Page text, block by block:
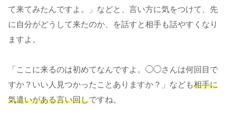
て来てみたんですよ。」などと、言い方に気をつけて、先
に自分がどうして来たのか、を話すと相手も話やすくなり
ますよ。
「ここに来るのは初めてなんですよ。◯◯さんは何回目で
すか？いい人見つかったことありますか？」なども相手に
気遣いがある言い回しですね。